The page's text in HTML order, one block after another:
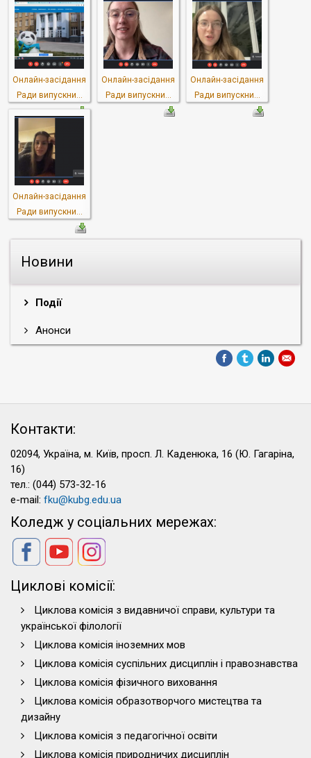
Новини
Події
Анонси
Онлайн-засідання
Ради випускни...
Онлайн-засідання
Ради випускни...
Онлайн-засідання
Ради випускни...
Онлайн-засідання
Ради випускни...
Контакти:
02094, Україна, м. Київ, просп. Л. Каденюка, 16 (Ю. Гагаріна,
16)
тел.: (044) 573-32-16
e-mail: fku@kubg.edu.ua
Коледж у соціальних мережах:
Циклові комісії:
Циклова комісія з видавничої справи, культури та
української філології
Циклова комісія іноземних мов
Циклова комісія суспільних дисциплін і правознавства
Циклова комісія фізичного виховання
Циклова комісія образотворчого мистецтва та
дизайну
Циклова комісія з педагогічної освіти
Циклова комісія природничих дисциплін